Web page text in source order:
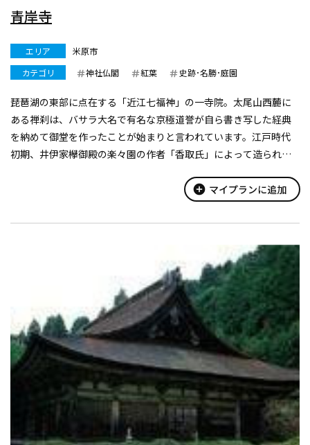
青岸寺
エリア
米原市
カテゴリ
神社仏閣 紅葉 史跡･名勝･庭園
琵琶湖の東部に点在する「近江七福神」の一寺院。太尾山西麓に
ある禅刹は、バサラ大名で有名な京極道誉が自ら書き写した経典
を納めて御堂を作ったことが始まりと言われています。江戸時代
初期、井伊家欅御殿の楽々園の作者「香取氏」によって造られた
add_circle マイプランに追加